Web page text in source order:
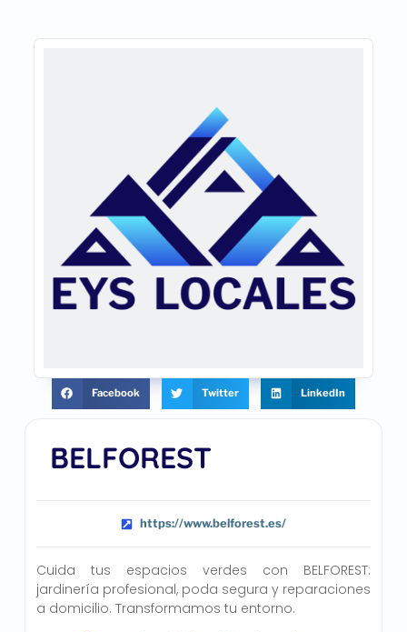
BELFOREST
https://www.belforest.es/
Cuida tus espacios verdes con BELFOREST:
jardinería profesional, poda segura y reparaciones
a domicilio. Transformamos tu entorno.
Facebook Twitter LinkedIn